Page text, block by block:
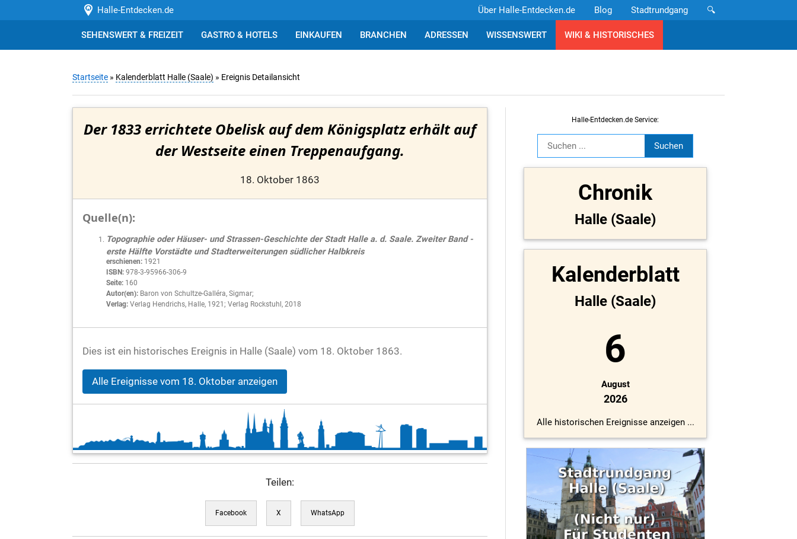
Halle-Entdecken.de 🔍
Stadtrundgang
Blog
Über Halle-Entdecken.de
SEHENSWERT & FREIZEIT GASTRO & HOTELS EINKAUFEN BRANCHEN ADRESSEN WISSENSWERT WIKI & HISTORISCHES
Startseite » Kalenderblatt Halle (Saale) » Ereignis Detailansicht
Der 1833 errichtete Obelisk auf dem Königsplatz erhält auf
der Westseite einen Treppenaufgang.
18. Oktober 1863
Quelle(n):
Topographie oder Häuser- und Strassen-Geschichte der Stadt Halle a. d. Saale. Zweiter Band -
erste Hälfte Vorstädte und Stadterweiterungen südlicher Halbkreis
erschienen: 1921
ISBN: 978-3-95966-306-9
Seite: 160
Autor(en): Baron von Schultze-Galléra, Sigmar;
Verlag: Verlag Hendrichs, Halle, 1921; Verlag Rockstuhl, 2018
Dies ist ein historisches Ereignis in Halle (Saale) vom 18. Oktober 1863.
Alle Ereignisse vom 18. Oktober anzeigen
Teilen:
Facebook X WhatsApp
Halle-Entdecken.de Service:
Chronik
Halle (Saale)
Kalenderblatt
Halle (Saale)
6
August
2026
Alle historischen Ereignisse anzeigen ...